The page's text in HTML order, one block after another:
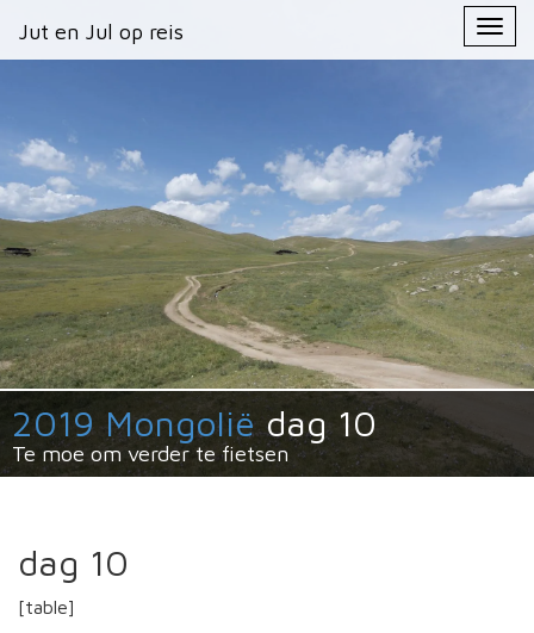
Jut en Jul op reis
Primary
Menu
Jut en Jul op reis
2019 Mongoliëdag 10
Te moe om verder te fietsen
dag 10
[table]